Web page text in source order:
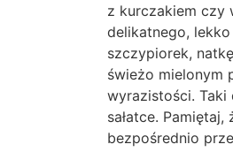
z kurczakiem czy
delikatnego,
szczypiorek,
świeżo mielonym
wyrazistości. Taki
sałatce.
bezpośrednio